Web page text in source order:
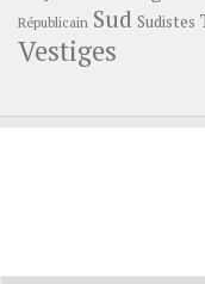
Républicain Sud Sudistes
Vestiges